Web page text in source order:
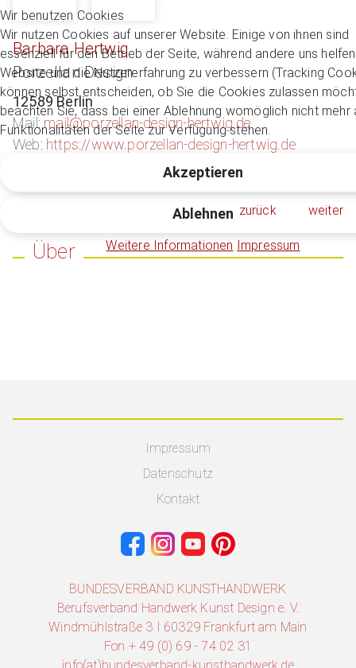
Barbara Hertwig
Porzellan Design
12589 Berlin
Mail: mail@porzellan-design-hertwig.de
Web: https://www.porzellan-design-hertwig.de
zurück weiter
Über
Impressum
Datenschutz
Kontakt
BUNDESVERBAND KUNSTHANDWERK
Berufsverband Handwerk Kunst Design e. V.
Windmühlstraße 3 I 60329 Frankfurt am Main
Fon + 49 (0) 69 - 74 02 31
Wir benutzen Cookies
Wir nutzen Cookies auf unserer Website. Einige von ihnen sind
essenziell für den Betrieb der Seite, während andere uns
Website und die Nutzererfahrung zu verbessern (Tracking
können selbst entscheiden, ob Sie die Cookies zulassen
beachten Sie, dass bei einer Ablehnung womöglich nicht mehr
Funktionalitäten der Seite zur Verfügung stehen.
Akzeptieren
Ablehnen
Weitere Informationen Impressum